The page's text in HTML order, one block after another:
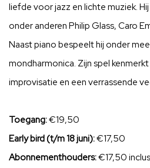
liefde voor jazz en lichte muziek.
onder anderen Philip Glass, Caro
Naast piano bespeelt hij onder
mondharmonica. Zijn spel
improvisatie en een verrassende
Toegang:€19,50
Early bird (t/m 18 juni):€17,50
Abonnementhouders:€17,50